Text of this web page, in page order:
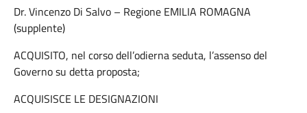
Dr. Vincenzo Di Salvo – Regione EMILIA ROMAGNA
(supplente)
ACQUISITO, nel corso dell’odierna seduta, l’assenso del
Governo su detta proposta;
ACQUISISCE LE DESIGNAZIONI